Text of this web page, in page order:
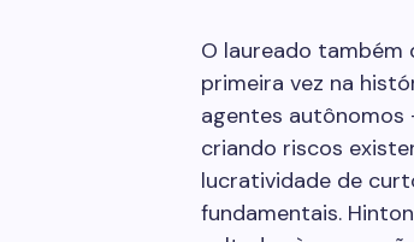
O laureado também
primeira vez na
agentes autônomos
criando riscos
lucratividade de
fundamentais.